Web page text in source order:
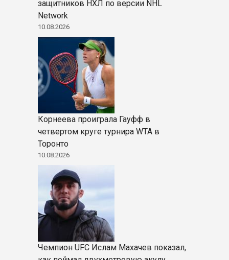
защитников НХЛ по версии NHL
Network
10.08.2026
Корнеева проиграла Гауфф в
четвертом круге турнира WTA в
Торонто
10.08.2026
Чемпион UFC Ислам Махачев показал,